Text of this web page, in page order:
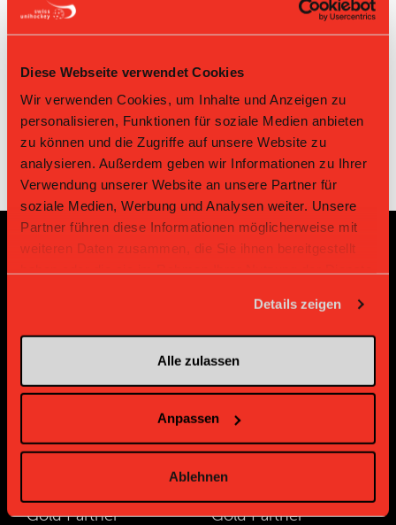
Diese Webseite verwendet Cookies
Wir verwenden Cookies, um Inhalte und Anzeigen zu
personalisieren, Funktionen für soziale Medien anbieten
zu können und die Zugriffe auf unsere Website zu
analysieren. Außerdem geben wir Informationen zu Ihrer
Verwendung unserer Website an unsere Partner für
soziale Medien, Werbung und Analysen weiter. Unsere
Partner führen diese Informationen möglicherweise mit
weiteren Daten zusammen, die Sie ihnen bereitgestellt
Details zeigen
Alle zulassen
Anpassen
Ablehnen
26.10.2025 15:25
Zürich 11 II
5:4
Innebandy Zürich 11 Bassersdorf
Bassersdorf
Sponsoren und Partner
Gold Partner Gold Partner